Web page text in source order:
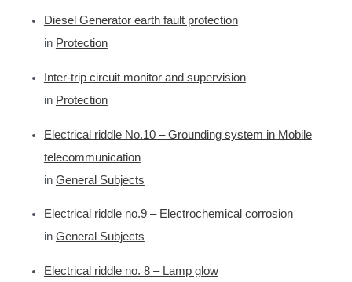
Diesel Generator earth fault protection
in Protection
Inter-trip circuit monitor and supervision
in Protection
Electrical riddle No.10 – Grounding system in Mobile
telecommunication
in General Subjects
Electrical riddle no.9 – Electrochemical corrosion
in General Subjects
Electrical riddle no. 8 – Lamp glow